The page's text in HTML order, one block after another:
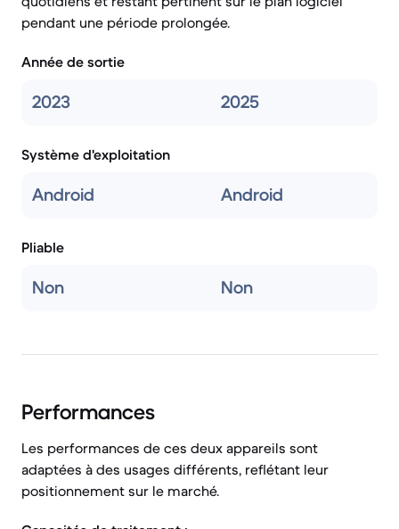
pendant une période prolongée.
Année de sortie
2023 2025
Système d'exploitation
Android Android
Pliable
Non Non
Performances
Les performances de ces deux appareils sont
adaptées à des usages différents, reflétant leur
positionnement sur le marché.